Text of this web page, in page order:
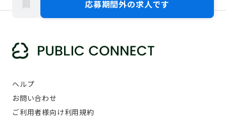
応募期間外の求人です
ヘルプ
お問い合わせ
ご利用者様向け利用規約